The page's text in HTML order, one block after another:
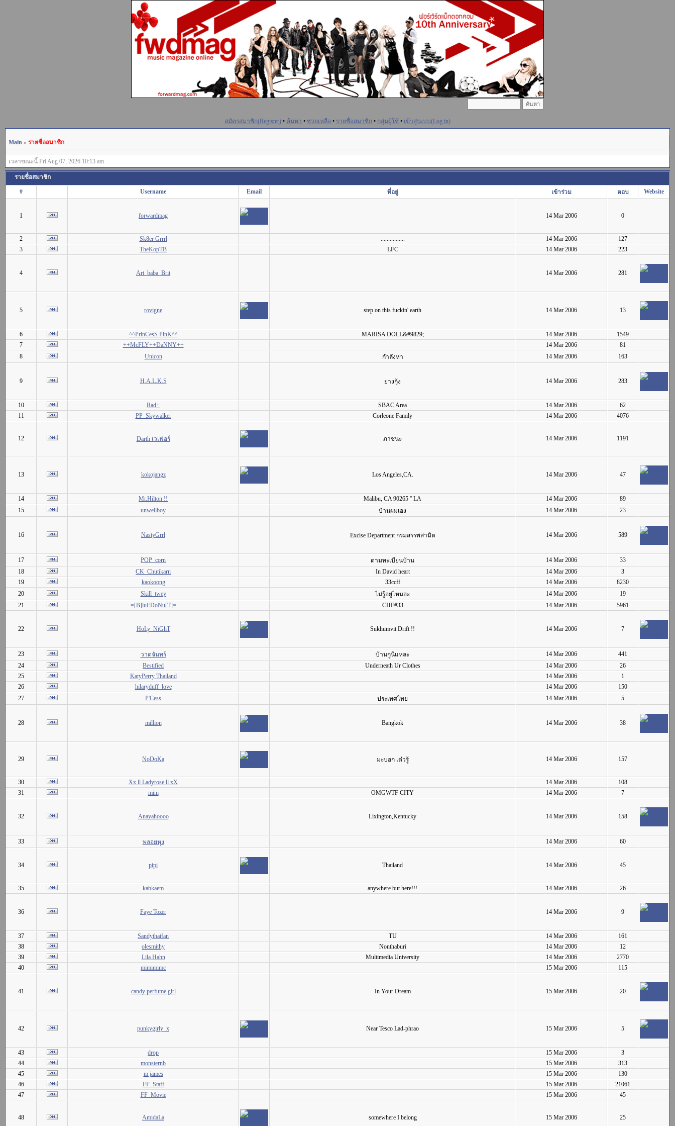
สมัครสมาชิก(Register) • ค้นหา • ช่วยเหลือ • รายชื่อสมาชิก • กลุ่มผู้ใช้ • เข้าสู่ระบบ(Log in)
Main » รายชื่อสมาชิก
เวลาขณะนี้ Fri Aug 07, 2026 10:13 am
รายชื่อสมาชิก
# Username Email ที่อยู่ เข้าร่วม ตอบ Website
1 forwardmag 14 Mar 2006 0
2 Sk8er Grrrl ................ 14 Mar 2006
127
3
TheKopTB LFC 14 Mar 2006 223
4 Art_baba_Brit 14 Mar 2006 281
5 rovigne step on this fuckin' earth 14 Mar 2006 13
6 ^^PrinCesS PinK^^ MARISA DOLL&#9829; 14 Mar 2006
1549
7
++McFLY++DaNNY++ 14 Mar 2006
81
8
Unicon กำลังหา 14 Mar 2006 163
9 H.A.L.K.S ย่างกุ้ง 14 Mar 2006 283
10 Rad+ SBAC Area 14 Mar 2006
62
11
PP_Skywalker Corleone Family 14 Mar 2006 4076
12 Darth เวเฟอร์ ภาชนะ 14 Mar 2006 1191
13 kokojangz Los Angeles,CA. 14 Mar 2006 47
14 Mr.Hilton !! Malibu, CA 90265 '' LA 14 Mar 2006
89
15
unwellboy บ้านผมเอง 14 Mar 2006 23
16 NastyGrrl Excise Department กรมสรรพสามิต 14 Mar 2006 589
17 POP_corn ตามทะเบียนบ้าน 14 Mar 2006
33
18
CK_Chutikarn In David heart 14 Mar 2006
3
19
kaokoong 33ccff 14 Mar 2006
8230
20
Skill_twey ไม่รู้อยู่ไหนอ่ะ 14 Mar 2006
19
21
=[B]luEDoNu[T]= CHE#33 14 Mar 2006 5961
22 HoLy_NiGhT Sukhumvit Drift !! 14 Mar 2006 7
23 วาดจันทร์ บ้านกูนี่แหละ 14 Mar 2006
441
24
Bestified Underneath Ur Clothes 14 Mar 2006
26
25
KatyPerry Thailand 14 Mar 2006
1
26
hilaryduff_love 14 Mar 2006
150
27
P'Cess ประเทศไทย 14 Mar 2006 5
28 million Bangkok 14 Mar 2006 38
29 NoDoKa มะบอก เด๋วรู้ 14 Mar 2006 157
30 Xx ll Ladyrose ll xX 14 Mar 2006
108
31
mini OMGWTF CITY 14 Mar 2006 7
32 Anayahoooo Lixington,Kentucky 14 Mar 2006 158
33 พลอยหุง 14 Mar 2006 60
34 pipi Thailand 14 Mar 2006 45
35 kabkaem anywhere but here!!! 14 Mar 2006 26
36 Faye Tozer 14 Mar 2006 9
37 Sandythaifan TU 14 Mar 2006
161
38
olesmithy Nonthaburi 14 Mar 2006
12
39
Lila Hahn Multimedia University 14 Mar 2006
2770
40
mimimimc 15 Mar 2006 115
41 candy perfume girl In Your Dream 15 Mar 2006 20
42 punkygirly_x Near Tesco Lad-phrao 15 Mar 2006 5
43 drop 15 Mar 2006
3
44
monsternb 15 Mar 2006
313
45
m james 15 Mar 2006
130
46
FF_Staff 15 Mar 2006
21061
47
FF_Movie 15 Mar 2006 45
48 AmidaLa somewhere I belong 15 Mar 2006 25